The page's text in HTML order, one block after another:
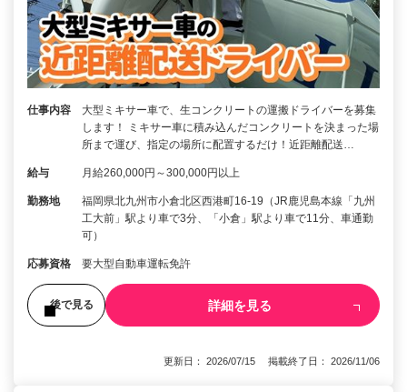
仕事内容
大型ミキサー車で、生コンクリートの運搬ドライバーを募集
します！ ミキサー車に積み込んだコンクリートを決まった場
所まで運び、指定の場所に配置するだけ！近距離配送…
給与 月給260,000円～300,000円以上
勤務地
福岡県北九州市小倉北区西港町16-19（JR鹿児島本線「九州
工大前」駅より車で3分、「小倉」駅より車で11分、車通勤
可）
応募資格 要大型自動車運転免許
後で見る 詳細を見る
更新日： 2026/07/15 掲載終了日： 2026/11/06